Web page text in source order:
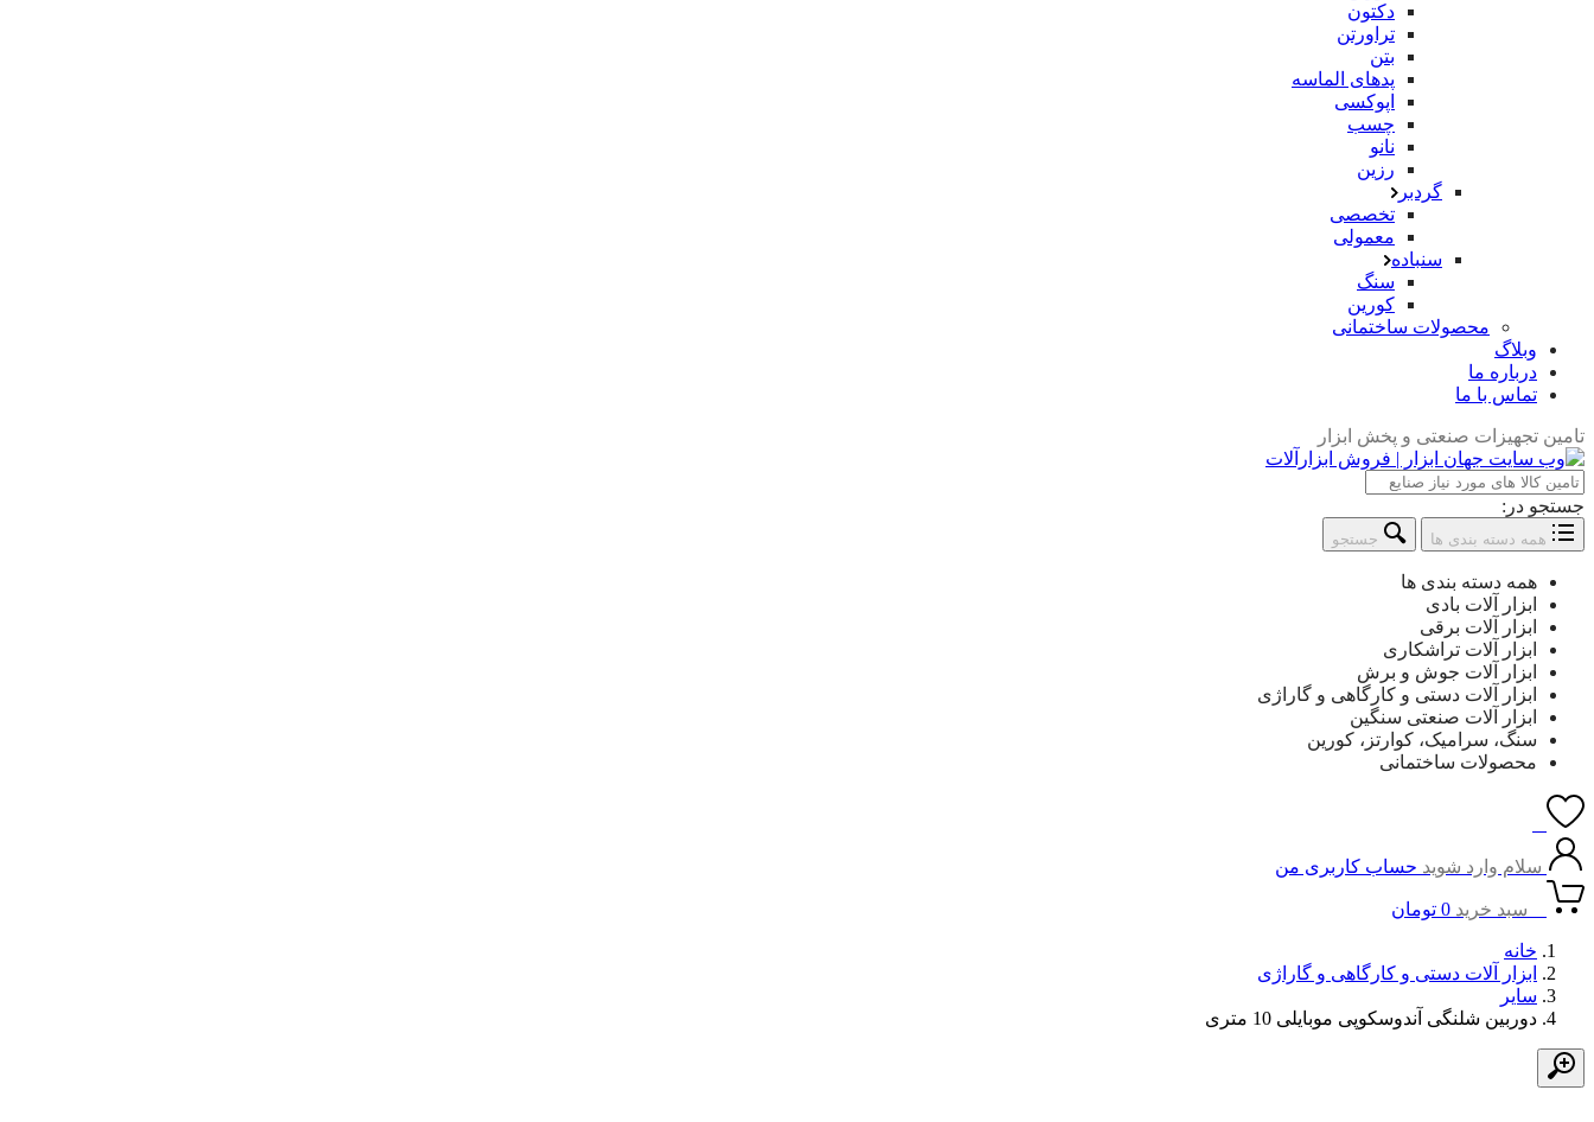
دکتون
تراورتن
بتن
پدهای الماسه
اپوکسی
چسب
نانو
رزین
گردبر
تخصصی
معمولی
سنباده
سنگ
کورین
محصولات ساختمانی
وبلاگ
درباره ما
تماس با ما
تامین تجهیزات صنعتی و پخش ابزار
جستجو در:
همه دسته بندی ها جستجو
همه دسته بندی ها
ابزار آلات بادی
ابزار آلات برقی
ابزار آلات تراشکاری
ابزار آلات جوش و برش
ابزار آلات دستی و کارگاهی و گاراژی
ابزار آلات صنعتی سنگین
سنگ، سرامیک، کوارتز، کورین
محصولات ساختمانی
سلام وارد شوید حساب کاربری من
سبد خرید 0 تومان
خانه
ابزار آلات دستی و کارگاهی و گاراژی
سایر
دوربین شلنگی آندوسکوپی موبایلی 10 متری